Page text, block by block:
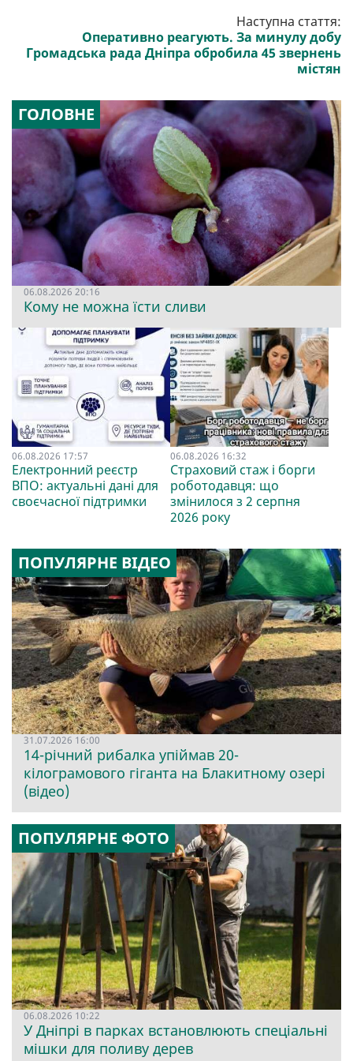
Наступна стаття:
Оперативно реагують. За минулу добу
Громадська рада Дніпра обробила 45 звернень
містян
ГОЛОВНЕ
06.08.2026 20:16
Кому не можна їсти сливи
06.08.2026 17:57
Електронний реєстр
ВПО: актуальні дані для
своєчасної підтримки
06.08.2026 16:32
Страховий стаж і борги
роботодавця: що
змінилося з 2 серпня
2026 року
ПОПУЛЯРНЕ ВІДЕО
31.07.2026 16:00
14-річний рибалка упіймав 20-
кілограмового гіганта на Блакитному озері
(відео)
ПОПУЛЯРНЕ ФОТО
06.08.2026 10:22
У Дніпрі в парках встановлюють спеціальні
мішки для поливу дерев